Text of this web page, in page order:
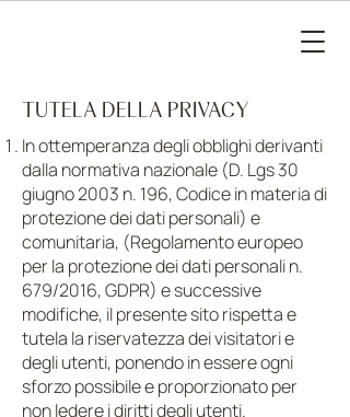
TUTELA DELLA PRIVACY
In ottemperanza degli obblighi derivanti
dalla normativa nazionale (D. Lgs 30
giugno 2003 n. 196, Codice in materia di
protezione dei dati personali) e
comunitaria, (Regolamento europeo
per la protezione dei dati personali n.
679/2016, GDPR) e successive
modifiche, il presente sito rispetta e
tutela la riservatezza dei visitatori e
degli utenti, ponendo in essere ogni
sforzo possibile e proporzionato per
non ledere i diritti degli utenti.